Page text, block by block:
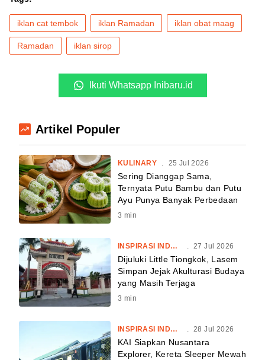
iklan cat tembok iklan Ramadan iklan obat maag
Ramadan iklan sirop
Ikuti Whatsapp Inibaru.id
Artikel Populer
KULINARY 25 Jul 2026
Sering Dianggap Sama,
Ternyata Putu Bambu dan Putu
Ayu Punya Banyak Perbedaan
3 min
INSPIRASI INDONESIA . 27 Jul 2026
Dijuluki Little Tiongkok, Lasem
Simpan Jejak Akulturasi Budaya
yang Masih Terjaga
3 min
INSPIRASI INDONESIA . 28 Jul 2026
KAI Siapkan Nusantara
Explorer, Kereta Sleeper Mewah